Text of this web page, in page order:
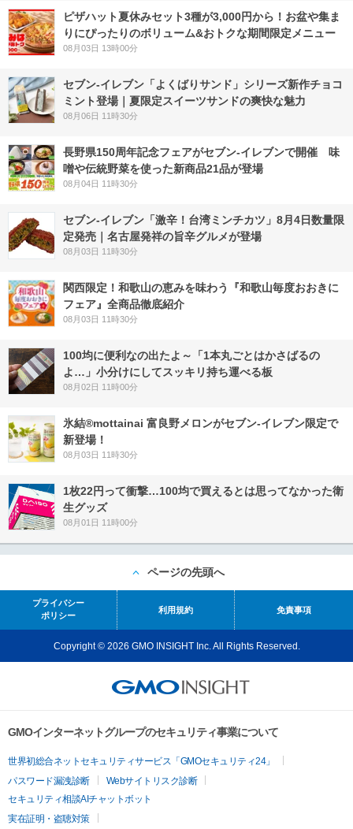
ピザハット夏休みセット3種が3,000円から！お盆や集ま
りにぴったりのボリューム&おトクな期間限定メニュー
08月03日 13時00分
セブン‐イレブン「よくばりサンド」シリーズ新作チョコ
ミント登場｜夏限定スイーツサンドの爽快な魅力
08月06日 11時30分
長野県150周年記念フェアがセブン-イレブンで開催 味
噌や伝統野菜を使った新商品21品が登場
08月04日 11時30分
セブン-イレブン「激辛！台湾ミンチカツ」8月4日数量限
定発売｜名古屋発祥の旨辛グルメが登場
08月03日 11時30分
関西限定！和歌山の恵みを味わう『和歌山毎度おおきに
フェア』全商品徹底紹介
08月03日 11時30分
100均に便利なの出たよ～「1本丸ごとはかさばるの
よ…」小分けにしてスッキリ持ち運べる板
08月02日 11時00分
氷結®mottainai 富良野メロンがセブン‐イレブン限定で
新登場！
08月03日 11時30分
1枚22円って衝撃…100均で買えるとは思ってなかった衛
生グッズ
08月01日 11時00分
ページの先頭へ
プライバシー
ポリシー
利用規約 免責事項
Copyright © 2026 GMO INSIGHT Inc. All Rights Reserved.
GMOインターネットグループのセキュリティ事業について
世界初総合ネットセキュリティサービス「GMOセキュリティ24」
パスワード漏洩診断
Webサイトリスク診断
セキュリティ相談AIチャットボット
実在証明・盗聴対策